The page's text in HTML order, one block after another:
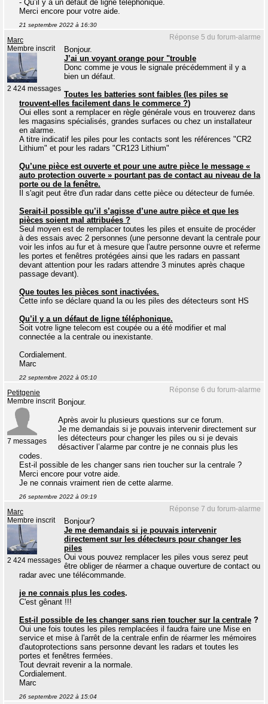
- Qu’il y a un défaut de ligne téléphonique.
Merci encore pour votre aide.
21 septembre 2022 à 16:30
Réponse 5 du forum-alarme
Marc
Membre inscrit
2 424 messages
Bonjour.
J’ai un voyant orange pour "trouble
Donc comme je vous le signale précédemment il y a
bien un défaut.
Toutes les batteries sont faibles (les piles se
trouvent-elles facilement dans le commerce ?)
Oui elles sont a remplacer en règle générale vous en trouverez dans
les magasins spécialisés, grandes surfaces ou chez un installateur
en alarme.
A titre indicatif les piles pour les contacts sont les références "CR2
Lithium" et pour les radars "CR123 Lithium"
Qu’une pièce est ouverte et pour une autre pièce le message «
auto protection ouverte » pourtant pas de contact au niveau de la
porte ou de la fenêtre.
Il s'agit peut être d'un radar dans cette pièce ou détecteur de fumée.
Serait-il possible qu’il s’agisse d’une autre pièce et que les
pièces soient mal attribuées ?
Seul moyen est de remplacer toutes les piles et ensuite de procéder
à des essais avec 2 personnes (une personne devant la centrale pour
voir les infos au fur et à mesure que l'autre personne ouvre et referme
les portes et fenêtres protégées ainsi que les radars en passant
devant attention pour les radars attendre 3 minutes après chaque
passage devant).
Que toutes les pièces sont inactivées.
Cette info se déclare quand la ou les piles des détecteurs sont HS
Qu’il y a un défaut de ligne téléphonique.
Soit votre ligne telecom est coupée ou a été modifier et mal
connectée a la centrale ou inexistante.
Cordialement.
Marc
22 septembre 2022 à 05:10
Réponse 6 du forum-alarme
Petitgenie
Membre inscrit
7 messages
Bonjour.
Après avoir lu plusieurs questions sur ce forum.
Je me demandais si je pouvais intervenir directement sur
les détecteurs pour changer les piles ou si je devais
désactiver l’alarme par contre je ne connais plus les
codes.
Est-il possible de les changer sans rien toucher sur la centrale ?
Merci encore pour votre aide.
Je ne connais vraiment rien de cette alarme.
26 septembre 2022 à 09:19
Réponse 7 du forum-alarme
Marc
Membre inscrit
2 424 messages
Bonjour?
Je me demandais si je pouvais intervenir
directement sur les détecteurs pour changer les
piles
Oui vous pouvez remplacer les piles vous serez peut
être obliger de réarmer a chaque ouverture de contact ou
radar avec une télécommande.
je ne connais plus les codes.
C'est gênant !!!
Est-il possible de les changer sans rien toucher sur la centrale ?
Oui une fois toutes les piles remplacées il faudra faire une Mise en
service et mise à l'arrêt de la centrale enfin de réarmer les mémoires
d'autoprotections sans personne devant les radars et toutes les
portes et fenêtres fermées.
Tout devrait revenir a la normale.
Cordialement.
Marc
26 septembre 2022 à 15:04